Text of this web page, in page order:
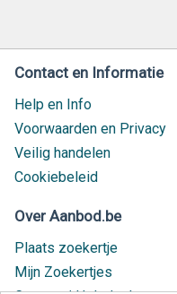
Contact en Informatie
Help en Info
Voorwaarden en Privacy
Veilig handelen
Cookiebeleid
Over Aanbod.be
Plaats zoekertje
Mijn Zoekertjes